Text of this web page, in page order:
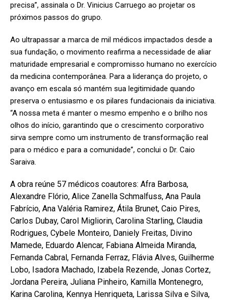
precisa”, assinala o Dr. Vinicius Carruego ao projetar os
próximos passos do grupo.
Ao ultrapassar a marca de mil médicos impactados desde a
sua fundação, o movimento reafirma a necessidade de aliar
maturidade empresarial e compromisso humano no exercício
da medicina contemporânea. Para a liderança do projeto, o
avanço em escala só mantém sua legitimidade quando
preserva o entusiasmo e os pilares fundacionais da iniciativa.
“A nossa meta é manter o mesmo empenho e o brilho nos
olhos do início, garantindo que o crescimento corporativo
sirva sempre como um instrumento de transformação real
para o médico e para a comunidade”, conclui o Dr. Caio
Saraiva.
A obra reúne 57 médicos coautores: Afra Barbosa,
Alexandre Flório, Alice Zanella Schmalfuss, Ana Paula
Fabrício, Ana Valéria Ramirez, Átila Brunet, Caio Pires,
Carlos Dubay, Carol Migliorin, Carolina Starling, Claudia
Rodrigues, Cybele Monteiro, Daniely Freitas, Divino
Mamede, Eduardo Alencar, Fabiana Almeida Miranda,
Fernanda Cabral, Fernanda Ferraz, Flávia Alves, Guilherme
Lobo, Isadora Machado, Izabela Rezende, Jonas Cortez,
Jordana Pereira, Juliana Pinheiro, Kamilla Montenegro,
Karina Carolina, Kennya Henriqueta, Larissa Silva e Silva,